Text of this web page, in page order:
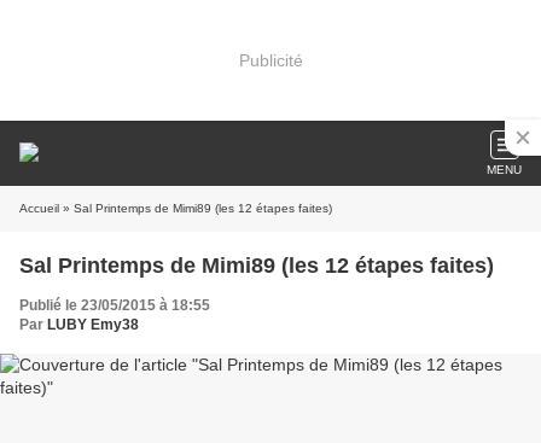
Publicité
MENU
Accueil » Sal Printemps de Mimi89 (les 12 étapes faites)
Sal Printemps de Mimi89 (les 12 étapes faites)
Publié le 23/05/2015 à 18:55
Par LUBY Emy38